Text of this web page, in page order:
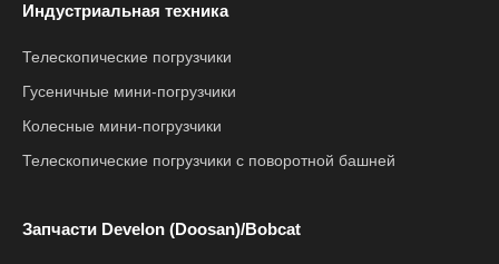
Индустриальная техника
Телескопические погрузчики
Гусеничные мини-погрузчики
Колесные мини-погрузчики
Телескопические погрузчики с поворотной башней
Запчасти Develon (Doosan)/Bobcat